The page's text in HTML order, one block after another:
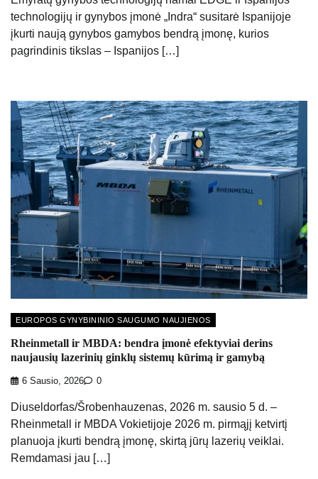
technologijų ir gynybos įmonė „Indra“ susitarė Ispanijoje
įkurti naują gynybos gamybos bendrą įmonę, kurios
pagrindinis tikslas – Ispanijos […]
EUROPOS GYNYBININIO SAUGUMO NAUJIENOS
Rheinmetall ir MBDA: bendra įmonė efektyviai derins
naujausių lazerinių ginklų sistemų kūrimą ir gamybą
6 Sausio, 2026 0
Diuseldorfas/Šrobenhauzenas, 2026 m. sausio 5 d. –
Rheinmetall ir MBDA Vokietijoje 2026 m. pirmąjį ketvirtį
planuoja įkurti bendrą įmonę, skirtą jūrų lazerių veiklai.
Remdamasi jau […]